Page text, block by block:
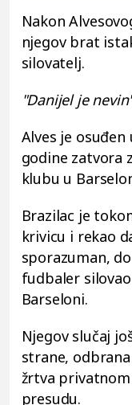
Nakon
njegov brat
silovatelj.
"Danijel je
Alves je
godine zatvora
klubu u
Brazilac je
krivicu i rekao
sporazuman,
fudbaler
Barseloni.
Njegov slučaj
strane,
žrtva
presudu.